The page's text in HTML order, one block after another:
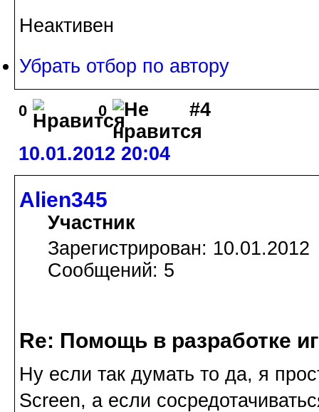
Неактивен
Убрать отбор по автору
0 0 #4
10.01.2012 20:04
Alien345
Участник
Зарегистрирован: 10.01.2012
Сообщений: 5
Re: Помощь в разработке
Ну если так думать то да, я
Screen, а если